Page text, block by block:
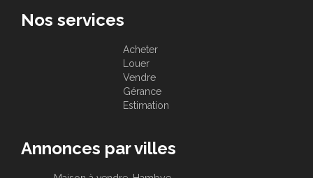
Nos services
Acheter
Louer
Vendre
Gérance
Estimation
Annonces par villes